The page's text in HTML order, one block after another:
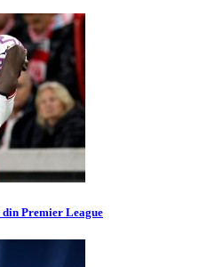
din Premier League